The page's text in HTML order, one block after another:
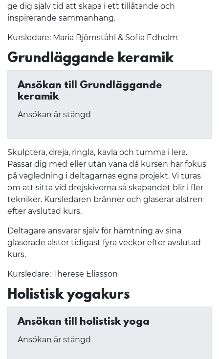
ge dig själv tid att skapa i ett tillåtande och
inspirerande sammanhang.
Kursledare: Maria Björnståhl & Sofia Edholm
Grundläggande keramik
Ansökan till Grundläggande
keramik
Ansökan är stängd
Skulptera, dreja, ringla, kavla och tumma i lera.
Passar dig med eller utan vana då kursen har fokus
på vägledning i deltagarnas egna projekt. Vi turas
om att sitta vid drejskivorna så skapandet blir i fler
tekniker. Kursledaren bränner och glaserar alstren
efter avslutad kurs.
Deltagare ansvarar själv för hämtning av sina
glaserade alster tidigast fyra veckor efter avslutad
kurs.
Kursledare: Therese Eliasson
Holistisk yogakurs
Ansökan till holistisk yoga
Ansökan är stängd